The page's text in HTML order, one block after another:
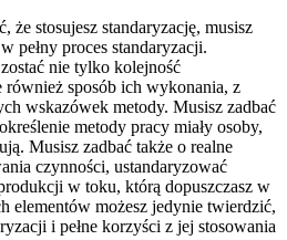
stosujesz standaryzację, musisz
pełny proces standaryzacji.
nie tylko kolejność
sposób ich wykonania, z
wskazówek metody. Musisz zadbać
metody pracy miały osoby,
Musisz zadbać także o realne
czynności, ustandaryzować
w toku, którą dopuszczasz w
elementów możesz jedynie twierdzić,
i pełne korzyści z jej stosowania